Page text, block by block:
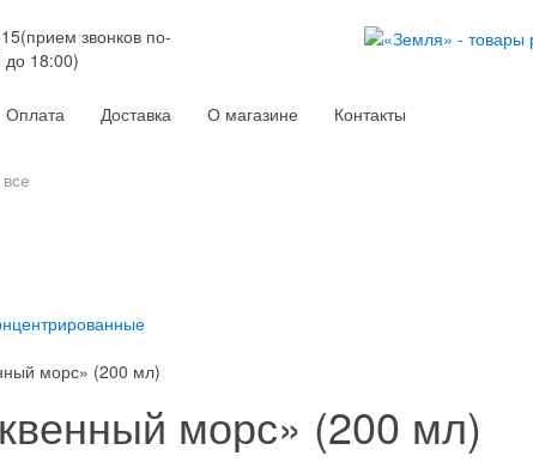
(прием звонков по-
до 18:00)
Оплата Доставка О магазине Контакты
морс» (200 мл)
морс» (200 мл)